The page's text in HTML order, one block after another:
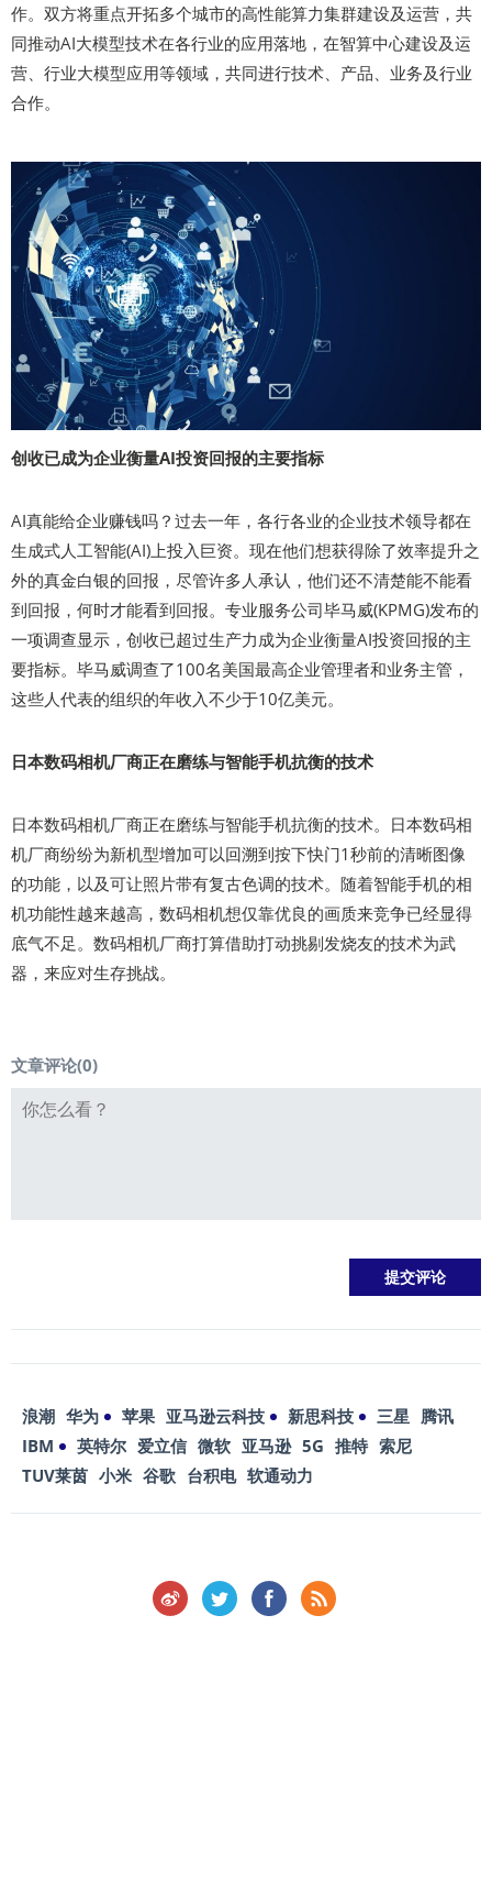
作。双方将重点开拓多个城市的高性能算力集群建设及运营，共
同推动AI大模型技术在各行业的应用落地，在智算中心建设及运
营、行业大模型应用等领域，共同进行技术、产品、业务及行业
合作。
创收已成为企业衡量AI投资回报的主要指标
AI真能给企业赚钱吗？过去一年，各行各业的企业技术领导都在
生成式人工智能(AI)上投入巨资。现在他们想获得除了效率提升之
外的真金白银的回报，尽管许多人承认，他们还不清楚能不能看
到回报，何时才能看到回报。专业服务公司毕马威(KPMG)发布的
一项调查显示，创收已超过生产力成为企业衡量AI投资回报的主
要指标。毕马威调查了100名美国最高企业管理者和业务主管，
这些人代表的组织的年收入不少于10亿美元。
日本数码相机厂商正在磨练与智能手机抗衡的技术
日本数码相机厂商正在磨练与智能手机抗衡的技术。日本数码相
机厂商纷纷为新机型增加可以回溯到按下快门1秒前的清晰图像
的功能，以及可让照片带有复古色调的技术。随着智能手机的相
机功能性越来越高，数码相机想仅靠优良的画质来竞争已经显得
底气不足。数码相机厂商打算借助打动挑剔发烧友的技术为武
器，来应对生存挑战。
文章评论(0)
浪潮 华为 苹果 亚马逊云科技 新思科技 三星 腾讯
IBM
英特尔 爱立信 微软 亚马逊 5G 推特 索尼
TUV莱茵 小米 谷歌 台积电 软通动力